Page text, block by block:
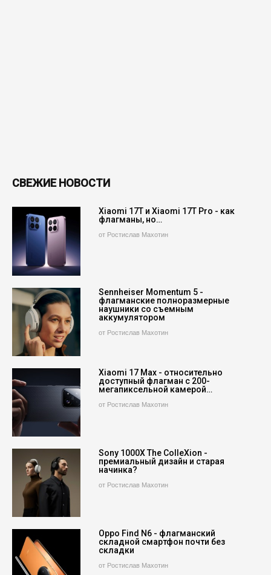
СВЕЖИЕ НОВОСТИ
Xiaomi 17T и Xiaomi 17T Pro - как
флагманы, но…
от Ростислав Махотин
Sennheiser Momentum 5 -
флагманские полноразмерные
наушники со съемным
аккумулятором
от Ростислав Махотин
Xiaomi 17 Max - относительно
доступный флагман с 200-
мегапиксельной камерой…
от Ростислав Махотин
Sony 1000X The ColleXion -
премиальный дизайн и старая
начинка?
от Ростислав Махотин
Oppo Find N6 - флагманский
складной смартфон почти без
складки
от Ростислав Махотин